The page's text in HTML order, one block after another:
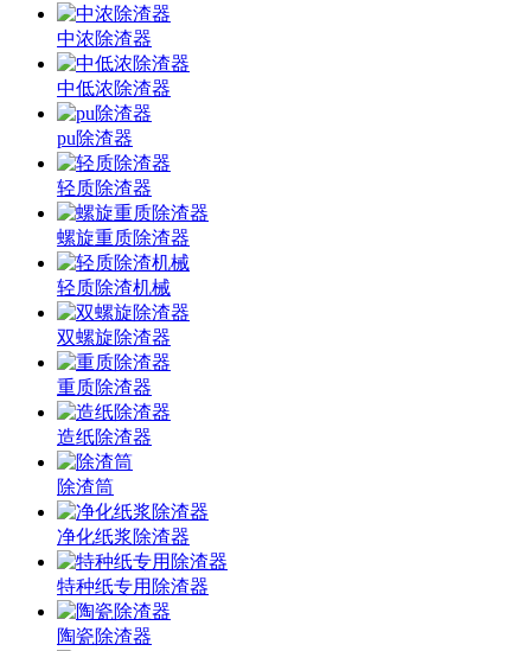
中浓除渣器
中低浓除渣器
pu除渣器
轻质除渣器
螺旋重质除渣器
轻质除渣机械
双螺旋除渣器
重质除渣器
造纸除渣器
除渣筒
净化纸浆除渣器
特种纸专用除渣器
陶瓷除渣器